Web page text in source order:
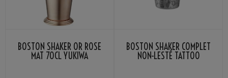
BOSTON SHAKER OR ROSE
MAT 70CL YUKIWA
BOSTON SHAKER COMPLET
NON-LESTÉ TATTOO